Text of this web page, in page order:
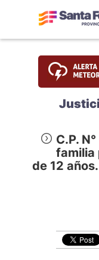
C.P.
familia
de 12 años.